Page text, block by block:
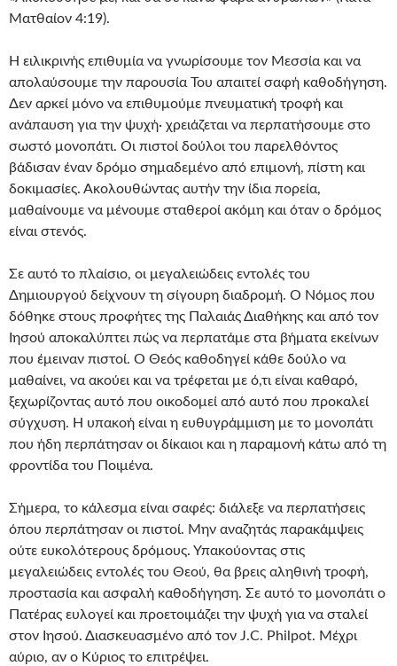
Ματθαίον 4:19).
Η ειλικρινής επιθυμία να γνωρίσουμε τον Μεσσία και να
απολαύσουμε την παρουσία Του απαιτεί σαφή καθοδήγηση.
Δεν αρκεί μόνο να επιθυμούμε πνευματική τροφή και
ανάπαυση για την ψυχή· χρειάζεται να περπατήσουμε στο
σωστό μονοπάτι. Οι πιστοί δούλοι του παρελθόντος
βάδισαν έναν δρόμο σημαδεμένο από επιμονή, πίστη και
δοκιμασίες. Ακολουθώντας αυτήν την ίδια πορεία,
μαθαίνουμε να μένουμε σταθεροί ακόμη και όταν ο δρόμος
είναι στενός.
Σε αυτό το πλαίσιο, οι μεγαλειώδεις εντολές του
Δημιουργού δείχνουν τη σίγουρη διαδρομή. Ο Νόμος που
δόθηκε στους προφήτες της Παλαιάς Διαθήκης και από τον
Ιησού αποκαλύπτει πώς να περπατάμε στα βήματα εκείνων
που έμειναν πιστοί. Ο Θεός καθοδηγεί κάθε δούλο να
μαθαίνει, να ακούει και να τρέφεται με ό,τι είναι καθαρό,
ξεχωρίζοντας αυτό που οικοδομεί από αυτό που προκαλεί
σύγχυση. Η υπακοή είναι η ευθυγράμμιση με το μονοπάτι
που ήδη περπάτησαν οι δίκαιοι και η παραμονή κάτω από τη
φροντίδα του Ποιμένα.
Σήμερα, το κάλεσμα είναι σαφές: διάλεξε να περπατήσεις
όπου περπάτησαν οι πιστοί. Μην αναζητάς παρακάμψεις
ούτε ευκολότερους δρόμους. Υπακούοντας στις
μεγαλειώδεις εντολές του Θεού, θα βρεις αληθινή τροφή,
προστασία και ασφαλή καθοδήγηση. Σε αυτό το μονοπάτι ο
Πατέρας ευλογεί και προετοιμάζει την ψυχή για να σταλεί
στον Ιησού. Διασκευασμένο από τον J.C. Philpot. Μέχρι
αύριο, αν ο Κύριος το επιτρέψει.